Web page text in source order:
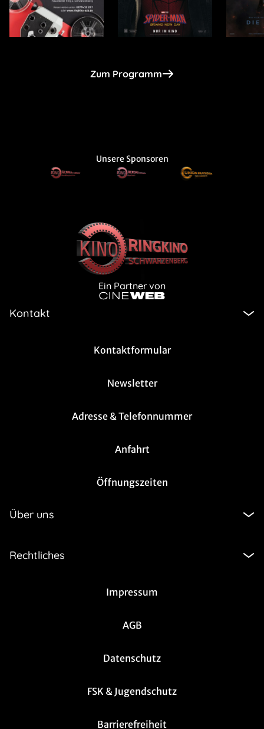
Zum Programm
Unsere Sponsoren
Ein Partner von
Kontakt
Kontaktformular
Newsletter
Adresse & Telefonnummer
Anfahrt
Öffnungszeiten
Über uns
Rechtliches
Impressum
AGB
Datenschutz
FSK & Jugendschutz
Barrierefreiheit